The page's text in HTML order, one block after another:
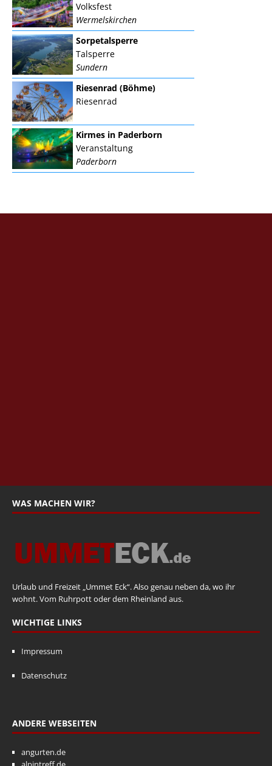
Volksfest
Wermelskirchen
Sorpetalsperre
Talsperre
Sundern
Riesenrad (Böhme)
Riesenrad
Kirmes in Paderborn
Veranstaltung
Paderborn
WAS MACHEN WIR?
Urlaub und Freizeit „Ummet Eck“. Also genau neben da, wo ihr
wohnt. Vom Ruhrpott oder dem Rheinland aus.
WICHTIGE LINKS
Impressum
Datenschutz
ANDERE WEBSEITEN
angurten.de